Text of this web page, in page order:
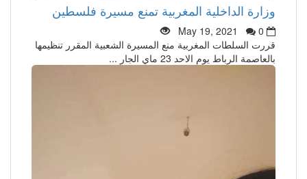
وزارة الداخلية المغربية تمنع مسيرة فلسطين
May 19, 2021
0
قررت السلطات المغربية منع المسيرة الشعبية المقرر تنظيمها
بالعاصمة الرباط يوم الاحد 23 ماي الجار ...